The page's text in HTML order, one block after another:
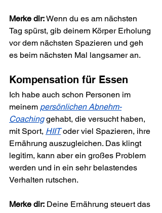
Merke dir: Wenn du es am nächsten
Tag spürst, gib deinem Körper Erholung
vor dem nächsten Spazieren und geh
es beim nächsten Mal langsamer an.
Kompensation für Essen
Ich habe auch schon Personen im
meinem persönlichen Abnehm-
Coaching gehabt, die versucht haben,
mit Sport, HIIT oder viel Spazieren, ihre
Ernährung auszugleichen. Das klingt
legitim, kann aber ein großes Problem
werden und in ein sehr belastendes
Verhalten rutschen.
Merke dir: Deine Ernährung steuert das